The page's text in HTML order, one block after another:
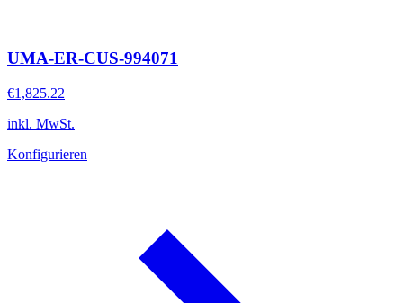
UMA-ER-CUS-994071
€1,825.22
inkl. MwSt.
Konfigurieren